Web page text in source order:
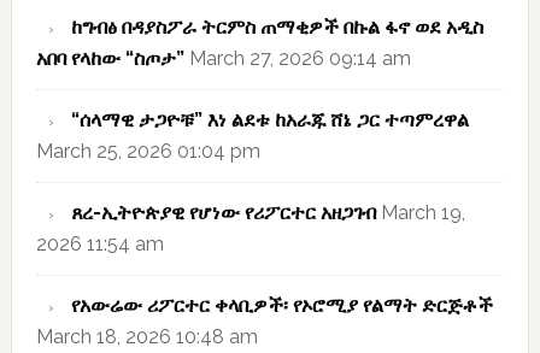
ከግብፅ በዳያስፖራ ትርምስ ጠማቂዎች በኩል ፋኖ ወደ አዲስ
አበባ የላከው “ስጦታ” March 27, 2026 09:14 am
“ሰላማዊ ታጋዮቹ” እነ ልደቱ ከአራጁ ሸኔ ጋር ተጣምረዋል
March 25, 2026 01:04 pm
ጸረ-ኢትዮጵያዊ የሆነው የሪፖርተር አዘጋገብ March 19,
2026 11:54 am
የአውሬው ሪፖርተር ቀላቢዎች፡ የኦሮሚያ የልማት ድርጅቶች
March 18, 2026 10:48 am